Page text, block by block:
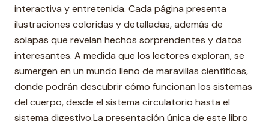
interactiva y entretenida. Cada página presenta
ilustraciones coloridas y detalladas, además de
solapas que revelan hechos sorprendentes y datos
interesantes. A medida que los lectores exploran, se
sumergen en un mundo lleno de maravillas científicas,
donde podrán descubrir cómo funcionan los sistemas
del cuerpo, desde el sistema circulatorio hasta el
sistema digestivo.La presentación única de este libro